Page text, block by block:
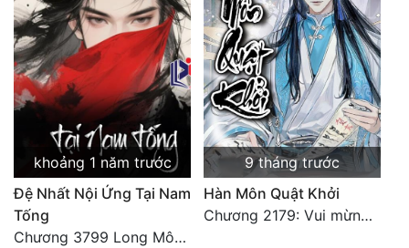
khoảng 1 năm trước
Đệ Nhất Nội Ứng Tại Nam
Tống
Chương 3799 Long Môn Thập Lục, Cô Đỉnh Ánh Sáng Mặt Trời
9 tháng trước
Hàn Môn Quật Khởi
Chương 2179: Vui mừng khôn xiết